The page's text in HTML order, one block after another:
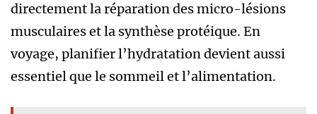
directement la réparation des micro-lésions
musculaires et la synthèse protéique. En
voyage, planifier l’hydratation devient aussi
essentiel que le sommeil et l’alimentation.